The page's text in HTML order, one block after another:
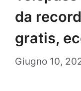
da
gratis,
Giugno 10,